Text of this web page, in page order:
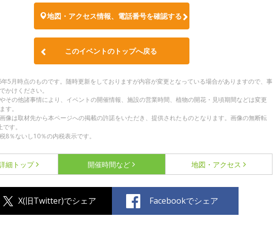
地図・アクセス情報、電話番号を確認する
このイベントのトップへ戻る
5月時点のものです。随時更新をしておりますが内容が変更となっている場合がありますので、事
かけください。
その他諸事情により、イベントの開催情報、施設の営業時間、植物の開花・見頃期間などは変更
す。
像は取材先から本ページへの掲載の許諾をいただき、提供されたものとなります。画像の無断転
す。
8％ないし10％の内税表示です。
細 トップ 開催時間など 地図・アクセス
X(旧Twitter)でシェア Facebookでシェア